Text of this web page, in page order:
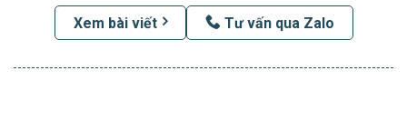
Xem bài viết Tư vấn qua Zalo